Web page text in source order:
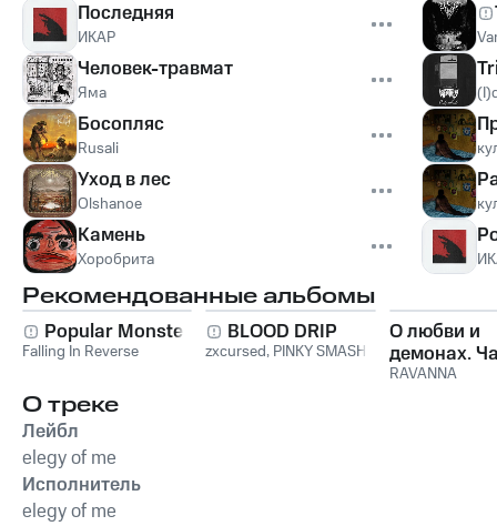
Последняя
ИКАР
Человек-травмат
Яма
Босопляс
Rusali
Уход в лес
Olshanoe
Камень
Хоробрита
Рекомендованные альбомы
Popular Monster
Falling In Reverse
BLOOD DRIP
zxcursed, PINKY SMASH
О любви и
демонах.
RAVANNA
О треке
Лейбл
elegy of me
Исполнитель
elegy of me